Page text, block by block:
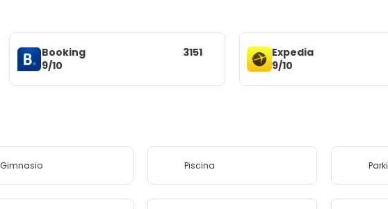
Booking
9/10
3151
Expedia
9/10
Gimnasio Piscina